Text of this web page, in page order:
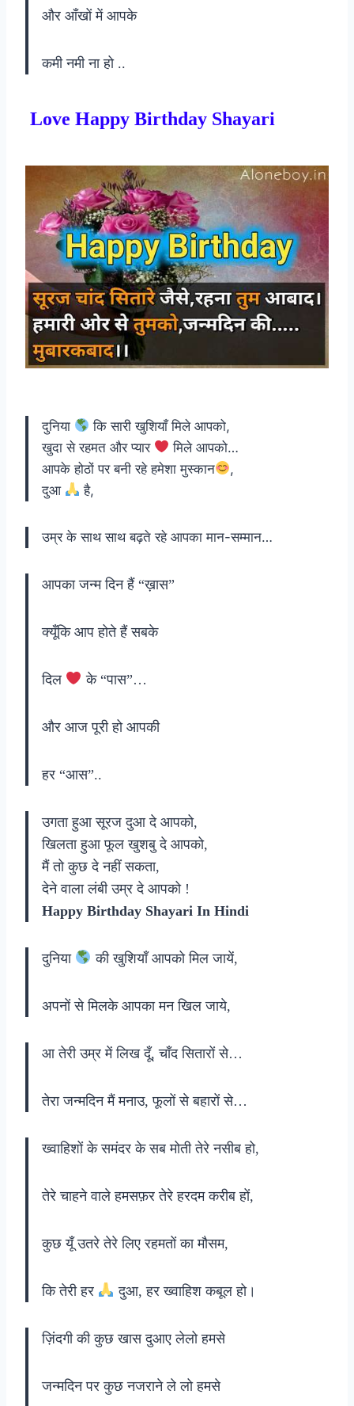
और आँखों में आपके
कमी नमी ना हो ..
Love Happy Birthday Shayari
दुनिया
कि सारी खुशियाँ मिले आपको,
खुदा से रहमत और प्यार
मिले आपको…
आपके होठों पर बनी रहे हमेशा मुस्कान
,
दुआ
है,
उम्र के साथ साथ बढ़ते रहे आपका मान-सम्मान…
आपका जन्म दिन हैं “ख़ास”
क्यूँकि आप होते हैं सबके
दिल के “पास”…
और आज पूरी हो आपकी
हर “आस”..
उगता हुआ सूरज दुआ दे आपको,
खिलता हुआ फूल खुशबु दे आपको,
मैं तो कुछ दे नहीं सकता,
देने वाला लंबी उम्र दे आपको !
Happy Birthday Shayari In Hindi
दुनिया की खुशियाँ आपको मिल जायें,
अपनों से मिलके आपका मन खिल जाये,
आ तेरी उम्र में लिख दूँ, चाँद सितारों से…
तेरा जन्मदिन मैं मनाउ, फूलों से बहारों से…
ख्वाहिशों के समंदर के सब मोती तेरे नसीब हो,
तेरे चाहने वाले हमसफ़र तेरे हरदम करीब हों,
कुछ यूँ उतरे तेरे लिए रहमतों का मौसम,
कि तेरी हर दुआ, हर ख्वाहिश कबूल हो।
ज़िंदगी की कुछ खास दुआए लेलो हमसे
जन्मदिन पर कुछ नजराने ले लो हमसे